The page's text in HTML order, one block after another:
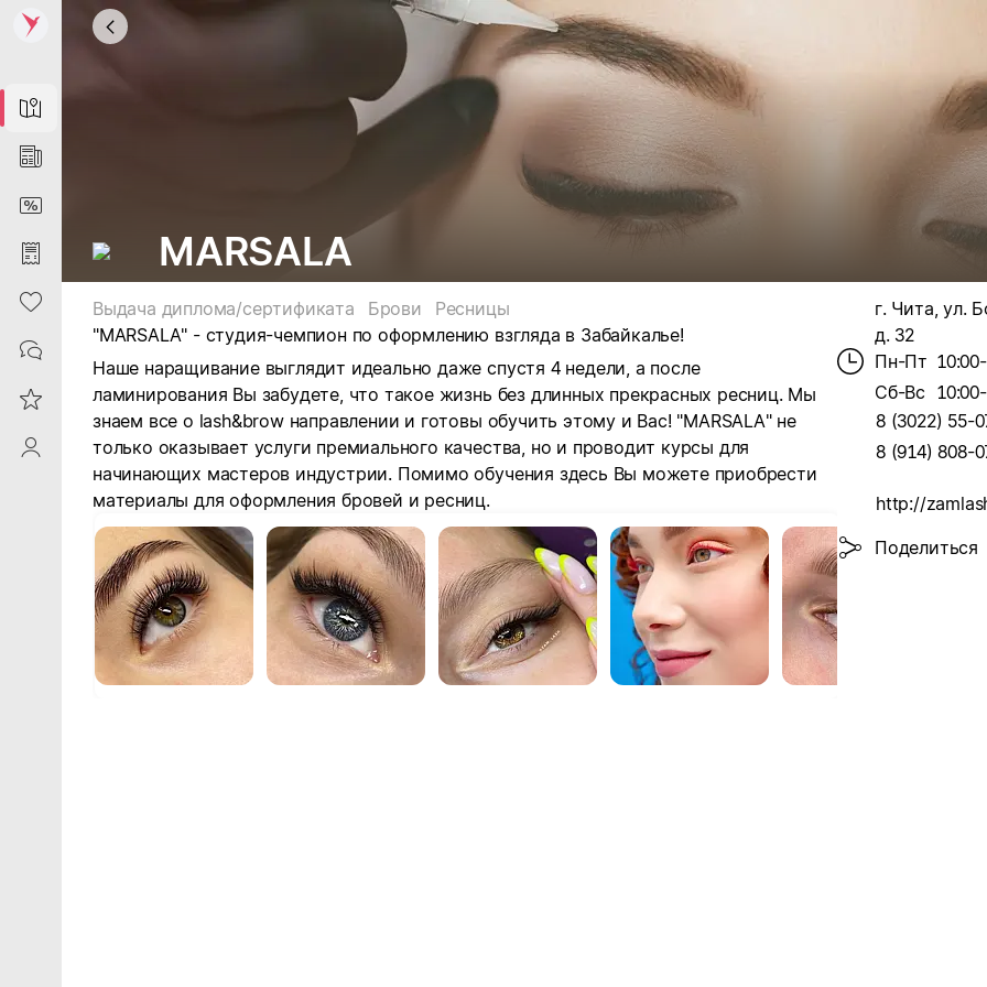
Map
News
DiscountCard
Purchases
Heart
Contacts
Reviews
ProfileSaby
MARSALA
Выдача диплома/сертификата Брови
Ресницы
"MARSALA" - студия-чемпион по оформлению взгляда в Забайкалье!
Наше наращивание выглядит идеально даже спустя 4 недели, а после
ламинирования Вы забудете, что такое жизнь без длинных прекрасных ресниц. Мы
знаем все о lash&brow направлении и готовы обучить этому и Вас! "MARSALA" не
только оказывает услуги премиального качества, но и проводит курсы для
начинающих мастеров индустрии. Помимо обучения здесь Вы можете приобрести
материалы для оформления бровей и ресниц.
г. Чита, ул.
д. 32
Пн-Пт
Сб-Вс
8 (3022) 55-
8 (914) 808-
http://
Поделиться